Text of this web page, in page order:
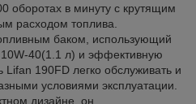
оборотах в минуту с крутящим
расходом топлива.
баком, использующий
40(1.1 л) и эффективную
Lifan 190FD легко обслуживать и
условиями эксплуатации.
дизайне, он